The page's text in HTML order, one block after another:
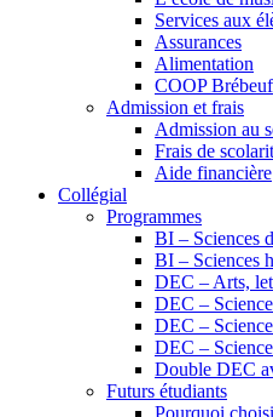
Services aux
Assurances
Alimentation
COOP Brébeuf
Admission et frais
Admission au
Frais de
Aide financière
Collégial
Programmes
BI – Sciences
BI – Sciences
DEC – Arts,
DEC –
DEC –
DEC –
Double DEC
Futurs étudiants
Pourquoi